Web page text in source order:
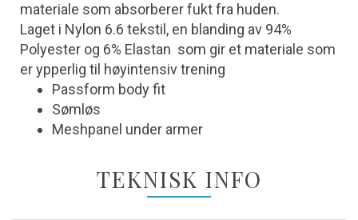
materiale som absorberer fukt fra huden.
Laget i Nylon 6.6 tekstil, en blanding av 94%
Polyester og 6% Elastan som gir et materiale som
er ypperlig til høyintensiv trening
Passform body fit
Sømløs
Meshpanel under armer
TEKNISK INFO